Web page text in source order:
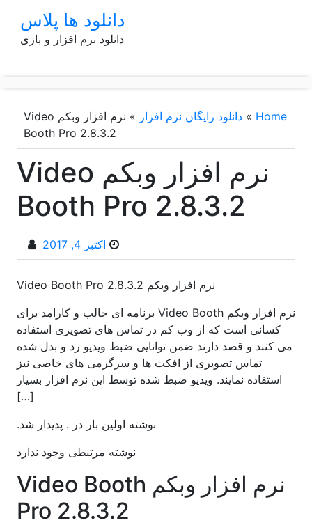
دانلود ها پلاس
دانلود نرم افزار و بازی
Home
»دانلود رایگان نرم افزار »
نرم افزار وبکم Video
Booth Pro 2.8.3.2
نرم افزار وبکم Video
Booth Pro 2.8.3.2
اکتبر 4, 2017
نرم افزار وبکم Video Booth Pro 2.8.3.2
نرم افزار وبکم Video Booth برنامه ای جالب و کارامد برای
کسانی است که از وب کم در تماس های تصویری استفاده
می کنند و قصد دارند ضمن توانایی ضبط ویدیو رد و بدل شده
تماس تصویری از افکت ها و سرگرمی های خاصی نیز
استفاده نمایند. ویدیو ضبط شده توسط این نرم افزار بسیار
[…]
نوشته اولین بار در . پدیدار شد.
نوشته مرتبطی وجود ندارد
نرم افزار وبکم Video Booth
Pro 2.8.3.2